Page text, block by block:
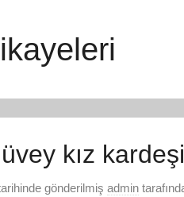
kız
gönderilmiş admin